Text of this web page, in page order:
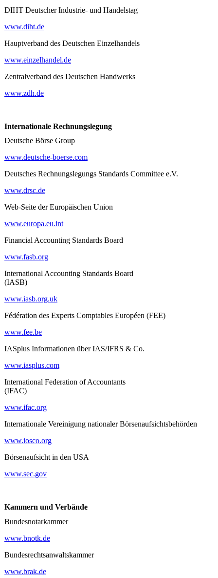
DIHT Deutscher Industrie- und Handelstag
www.diht.de
Hauptverband des Deutschen Einzelhandels
www.einzelhandel.de
Zentralverband des Deutschen Handwerks
www.zdh.de
Internationale Rechnungslegung
Deutsche Börse Group
www.deutsche-boerse.com
Deutsches Rechnungslegungs Standards Committee e.V.
www.drsc.de
Web-Seite der Europäischen Union
www.europa.eu.int
Financial Accounting Standards Board
www.fasb.org
International Accounting Standards Board
(IASB)
www.iasb.org.uk
Fédération des Experts Comptables Européen (FEE)
www.fee.be
IASplus Informationen über IAS/IFRS & Co.
www.iasplus.com
International Federation of Accountants
(IFAC)
www.ifac.org
Internationale Vereinigung nationaler Börsenaufsichtsbehörden
www.iosco.org
Börsenaufsicht in den USA
www.sec.gov
Kammern und Verbände
Bundesnotarkammer
www.bnotk.de
Bundesrechtsanwaltskammer
www.brak.de